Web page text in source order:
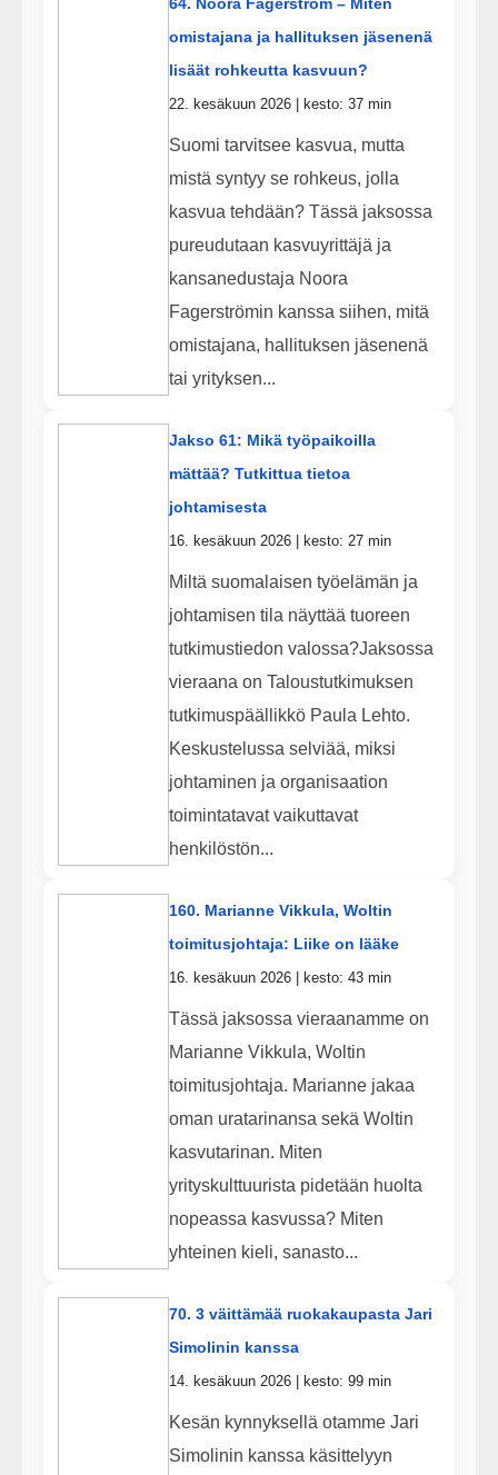
64. Noora Fagerström – Miten
omistajana ja hallituksen jäsenenä
lisäät rohkeutta kasvuun?
22. kesäkuun 2026 | kesto: 37 min
Suomi tarvitsee kasvua, mutta
mistä syntyy se rohkeus, jolla
kasvua tehdään? Tässä jaksossa
pureudutaan kasvuyrittäjä ja
kansanedustaja Noora
Fagerströmin kanssa siihen, mitä
omistajana, hallituksen jäsenenä
tai yrityksen...
Jakso 61: Mikä työpaikoilla
mättää? Tutkittua tietoa
johtamisesta
16. kesäkuun 2026 | kesto: 27 min
Miltä suomalaisen työelämän ja
johtamisen tila näyttää tuoreen
tutkimustiedon valossa?Jaksossa
vieraana on Taloustutkimuksen
tutkimuspäällikkö Paula Lehto.
Keskustelussa selviää, miksi
johtaminen ja organisaation
toimintatavat vaikuttavat
henkilöstön...
160. Marianne Vikkula, Woltin
toimitusjohtaja: Liike on lääke
16. kesäkuun 2026 | kesto: 43 min
Tässä jaksossa vieraanamme on
Marianne Vikkula, Woltin
toimitusjohtaja. Marianne jakaa
oman uratarinansa sekä Woltin
kasvutarinan. Miten
yrityskulttuurista pidetään huolta
nopeassa kasvussa? Miten
yhteinen kieli, sanasto...
70. 3 väittämää ruokakaupasta Jari
Simolinin kanssa
14. kesäkuun 2026 | kesto: 99 min
Kesän kynnyksellä otamme Jari
Simolinin kanssa käsittelyyn